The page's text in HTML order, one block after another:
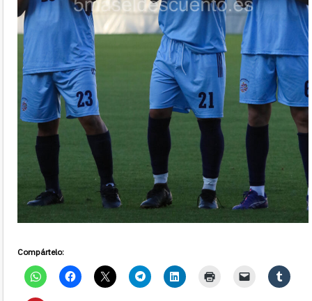
Compártelo: